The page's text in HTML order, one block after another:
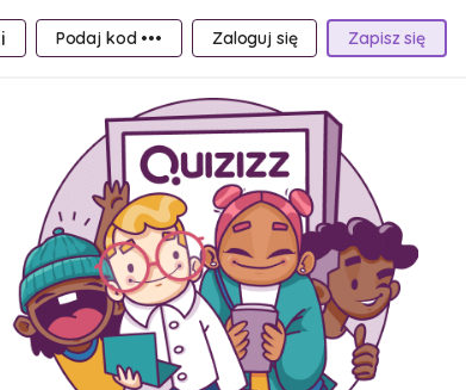
Podaj kod ••• Zaloguj się Zapisz się